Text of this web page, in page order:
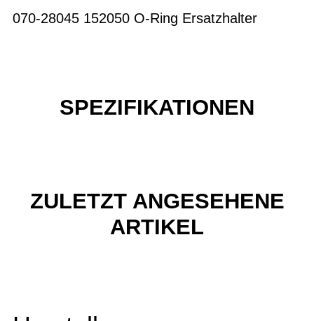
070-28045 152050 O-Ring Ersatzhalter
SPEZIFIKATIONEN
ZULETZT ANGESEHENE
ARTIKEL